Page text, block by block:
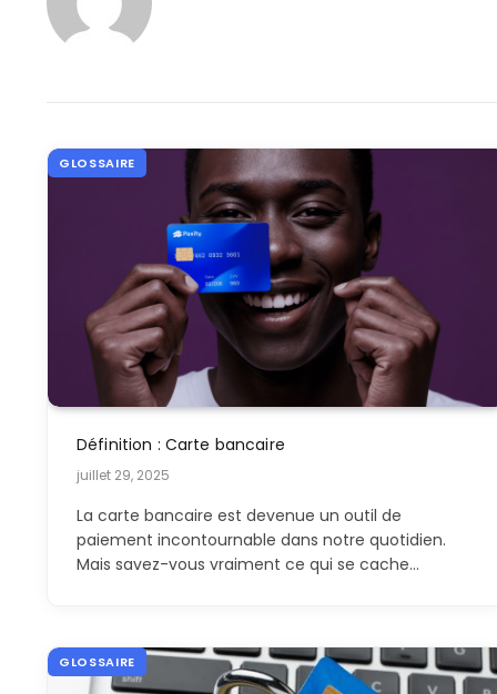
GLOSSAIRE
Définition : Carte bancaire
juillet 29, 2025
La carte bancaire est devenue un outil de
paiement incontournable dans notre quotidien.
Mais savez-vous vraiment ce qui se cache…
GLOSSAIRE